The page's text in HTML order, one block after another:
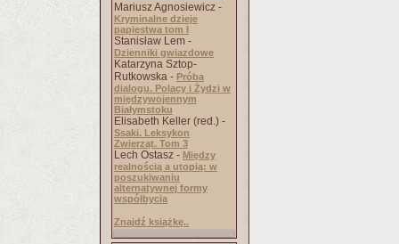
Mariusz Agnosiewicz -
Kryminalne dzieje
papiestwa tom I
Stanisław Lem -
Dzienniki gwiazdowe
Katarzyna Sztop-
Rutkowska - Próba
dialogu. Polacy i Żydzi w
międzywojennym
Białymstoku
Elisabeth Keller (red.) -
Ssaki. Leksykon
Zwierząt. Tom 3
Lech Ostasz - Między
realnością a utopią: w
poszukiwaniu
alternatywnej formy
współbycia
Znajdź książkę..